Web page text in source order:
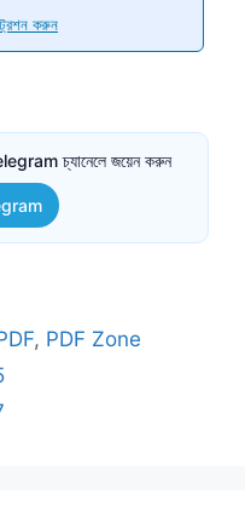
করুন
চ্যানেলে জয়েন করুন
, PDF Zone